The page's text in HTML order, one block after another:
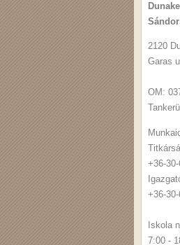
2120
Garas
OM:
+36-
+36-
Iskola
7:00 -